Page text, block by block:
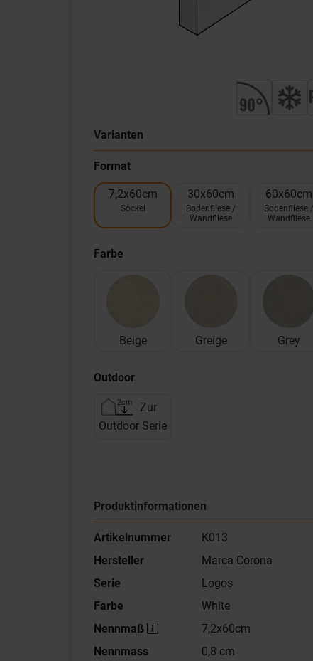
Varianten
Format
7,2x60cm
Sockel
30x60cm
Bodenfliese /
Wandfliese
60x60cm
Bodenfliese /
Wandfliese
Farbe
Beige Greige Grey
Outdoor
Zur
Outdoor Serie
Produktinformationen
Artikelnummer
K013
Hersteller
Marca Corona
Serie
Logos
Farbe
White
Nennmaß
7,2x60cm
Nennmass
0,8 cm